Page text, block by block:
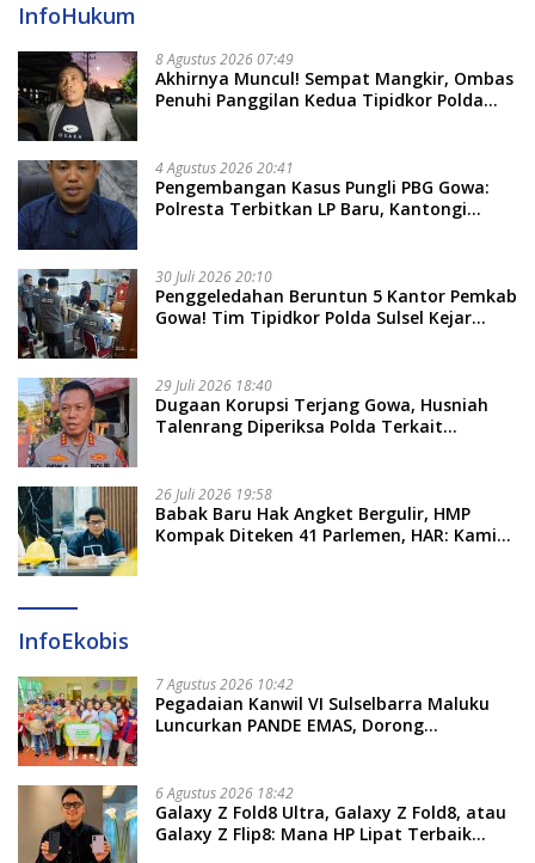
InfoHukum
8 Agustus 2026 07:49
Akhirnya Muncul! Sempat Mangkir, Ombas
Penuhi Panggilan Kedua Tipidkor Polda
4 Agustus 2026 20:41
Pengembangan Kasus Pungli PBG Gowa:
Polresta Terbitkan LP Baru, Kantongi
30 Juli 2026 20:10
Penggeledahan Beruntun 5 Kantor Pemkab
Gowa! Tim Tipidkor Polda Sulsel Kejar
29 Juli 2026 18:40
Dugaan Korupsi Terjang Gowa, Husniah
Talenrang Diperiksa Polda Terkait
26 Juli 2026 19:58
​Babak Baru Hak Angket Bergulir, HMP
Kompak Diteken 41 Parlemen, HAR: Kami
InfoEkobis
7 Agustus 2026 10:42
Pegadaian Kanwil VI Sulselbarra Maluku
Luncurkan PANDE EMAS, Dorong
6 Agustus 2026 18:42
Galaxy Z Fold8 Ultra, Galaxy Z Fold8, atau
Galaxy Z Flip8: Mana HP Lipat Terbaik